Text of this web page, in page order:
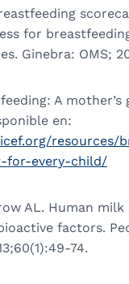
for
Ginebra: OMS;
A
en:
resources/
for-every-child/
AL. Human
factors.
74.